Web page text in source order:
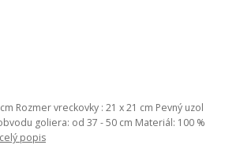
Rozmer vreckovky : 21 x 21 cm Pevný uzol
goliera: od 37 - 50 cm Materiál: 100 %
celý popis